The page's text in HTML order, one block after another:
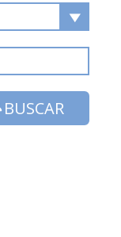
BUSCAR